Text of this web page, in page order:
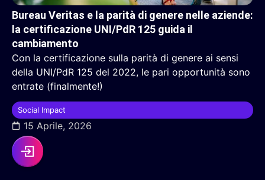
Bureau Veritas e la parità di genere nelle aziende:
la certificazione UNI/PdR 125 guida il
cambiamento
Con la certificazione sulla parità di genere ai sensi
della UNI/PdR 125 del 2022, le pari opportunità sono
entrate (finalmente!)
Social Impact
15 Aprile, 2026